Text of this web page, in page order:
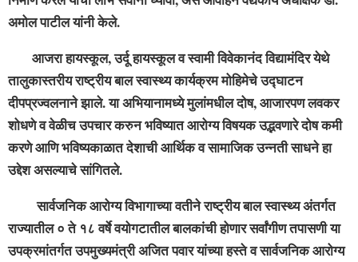
अमोल पाटील यांनी केले.
आजरा हायस्कूल, उर्दू हायस्कूल व स्वामी विवेकानंद विद्यामंदिर येथे
तालुकास्तरीय राष्ट्रीय बाल स्वास्थ्य कार्यक्रम मोहिमेचे उद्घाटन
दीपप्रज्वलनाने झाले. या अभियानामध्ये मुलांमधील दोष, आजारपण लवकर
शोधणे व वेळीच उपचार करुन भविष्यात आरोग्य विषयक उद्भवणारे दोष कमी
करणे आणि भविष्यकाळात देशाची आर्थिक व सामाजिक उन्नती साधने हा
उद्देश असल्याचे सांगितले.
सार्वजनिक आरोग्य विभागाच्या वतीने राष्ट्रीय बाल स्वास्थ्य अंतर्गत
राज्यातील ० ते १८ वर्षे वयोगटातील बालकांची होणार सर्वांगीण तपासणी या
उपक्रमांतर्गत उपमुख्यमंत्री अजित पवार यांच्या हस्ते व सार्वजनिक आरोग्य